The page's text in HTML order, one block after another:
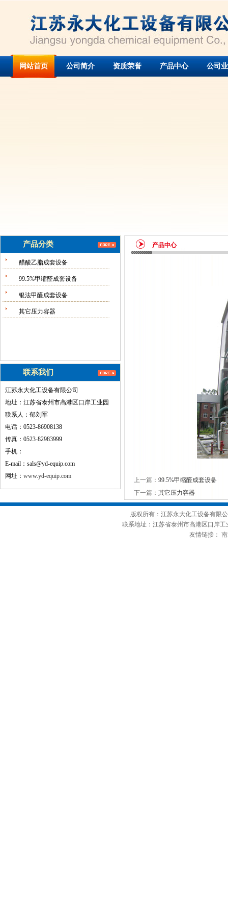
网站首页 公司简介 资质荣誉 产品中心 公司
产品分类
醋酸乙脂成套设备
99.5%甲缩醛成套设备
银法甲醛成套设备
其它压力容器
联系我们
江苏永大化工设备有限公司
地址：江苏省泰州市高港区口岸工业园
联系人：郁刘军
电话：0523-86908138
传真：0523-82983999
手机：
E-mail：sals@yd-equip.com
网址： www.yd-equip.com
产品中心
上一篇： 99.5%甲缩醛成套设备
下一篇： 其它压力容器
版权所有：江苏永大化工设备有限
联系地址：江苏省泰州市高港区口岸工
友情链接：